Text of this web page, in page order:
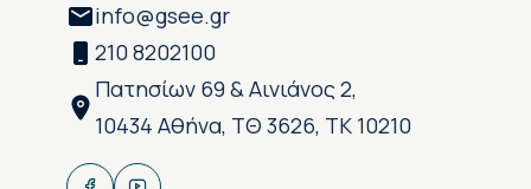
info@gsee.gr
210 8202100
Πατησίων 69 & Αινιάνος 2,
10434 Αθήνα, ΤΘ 3626, ΤΚ 10210